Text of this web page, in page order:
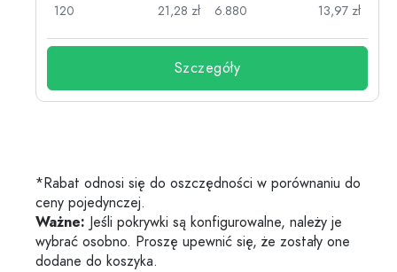
120
21,28 zł
6.880
13,97 zł
Szczegóły
*Rabat odnosi się do oszczędności w porównaniu do
ceny pojedynczej.
Ważne: Jeśli pokrywki są konfigurowalne, należy je
wybrać osobno. Proszę upewnić się, że zostały one
dodane do koszyka.